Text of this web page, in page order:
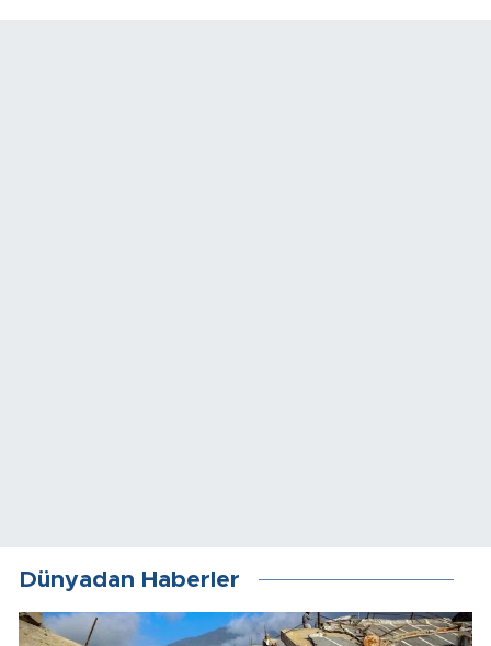
Dünyadan Haberler